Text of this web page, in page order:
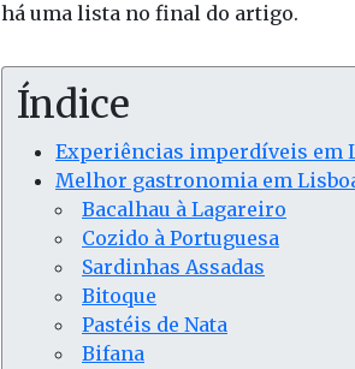
há uma lista no final do artigo.
Índice
Experiências imperdíveis em
Melhor gastronomia em
Bacalhau à Lagareiro
Cozido à Portuguesa
Sardinhas Assadas
Bitoque
Pastéis de Nata
Bifana